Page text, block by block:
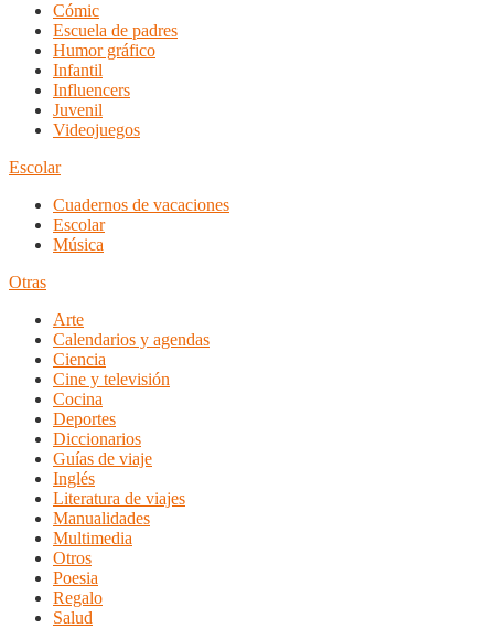
Cómic
Escuela de padres
Humor gráfico
Infantil
Influencers
Juvenil
Videojuegos
Escolar
Cuadernos de vacaciones
Escolar
Música
Otras
Arte
Calendarios y agendas
Ciencia
Cine y televisión
Cocina
Deportes
Diccionarios
Guías de viaje
Inglés
Literatura de viajes
Manualidades
Multimedia
Otros
Poesia
Regalo
Salud